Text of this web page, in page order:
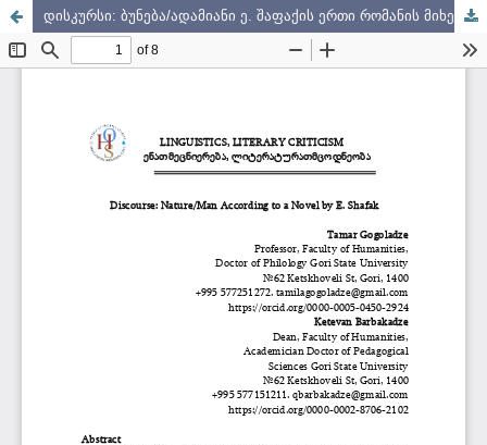
დისკურსი: ბუნება/ადამიანი ე. შაფაქის ერთი რომანის მიხედვით